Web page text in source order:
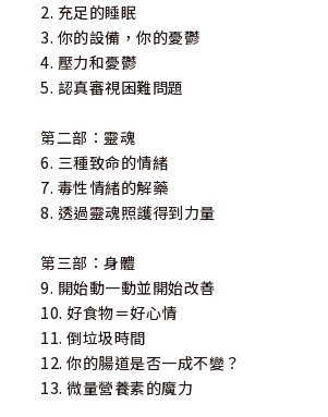
2. 充足的睡眠
3. 你的設備，你的憂鬱
4. 壓力和憂鬱
5. 認真審視困難問題
第二部：靈魂
6. 三種致命的情緒
7. 毒性情緒的解藥
8. 透過靈魂照護得到力量
第三部：身體
9. 開始動一動並開始改善
10. 好食物＝好心情
11. 倒垃圾時間
12. 你的腸道是否一成不變？
13. 微量營養素的魔力